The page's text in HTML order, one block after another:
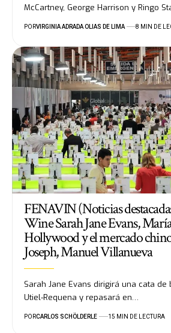
McCartney, George Harrison y Ringo
PORVIRGINIA ADRADA OLIAS DE LIMA 8 MIN DE
FENAVIN (Noticias
Wine Sarah Jane Evans,
Hollywood y el mercado
Joseph, Manuel Villanueva
Sarah Jane Evans dirigirá una cata de
Utiel-Requena y repasará en…
PORCARLOS SCHÖLDERLE 15 MIN DE LECTURA